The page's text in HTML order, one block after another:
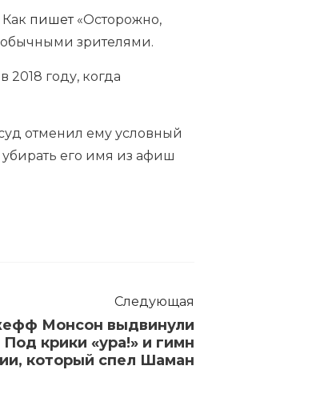
пишет«Осторожно,
обычными зрителями.
2018 году, когда
отменил ему условный
его имя из афиш
Следующая
Монсон выдвинули
крики «ура!» и гимн
который спел Шаман